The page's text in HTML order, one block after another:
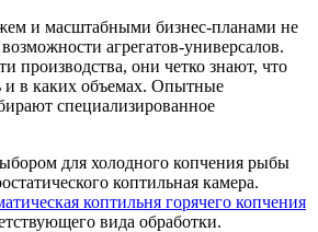
и масштабными бизнес-планами не
агрегатов-универсалов.
производства, они четко знают, что
и в каких объемах. Опытные
специализированное
для холодного копчения рыбы
коптильная камера.
коптильня горячего копчения
вида обработки.